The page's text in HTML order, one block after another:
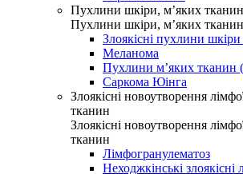
Пухлини шкіри, м’яких тканин
Пухлини шкіри, м’яких тканин
Злоякісні пухлини
Меланома
Пухлини м’яких тканин
Саркома Юінга
Злоякісні новоутворення
тканин
Злоякісні новоутворення
тканин
Лімфогранулематоз
Неходжкінські злоякісні